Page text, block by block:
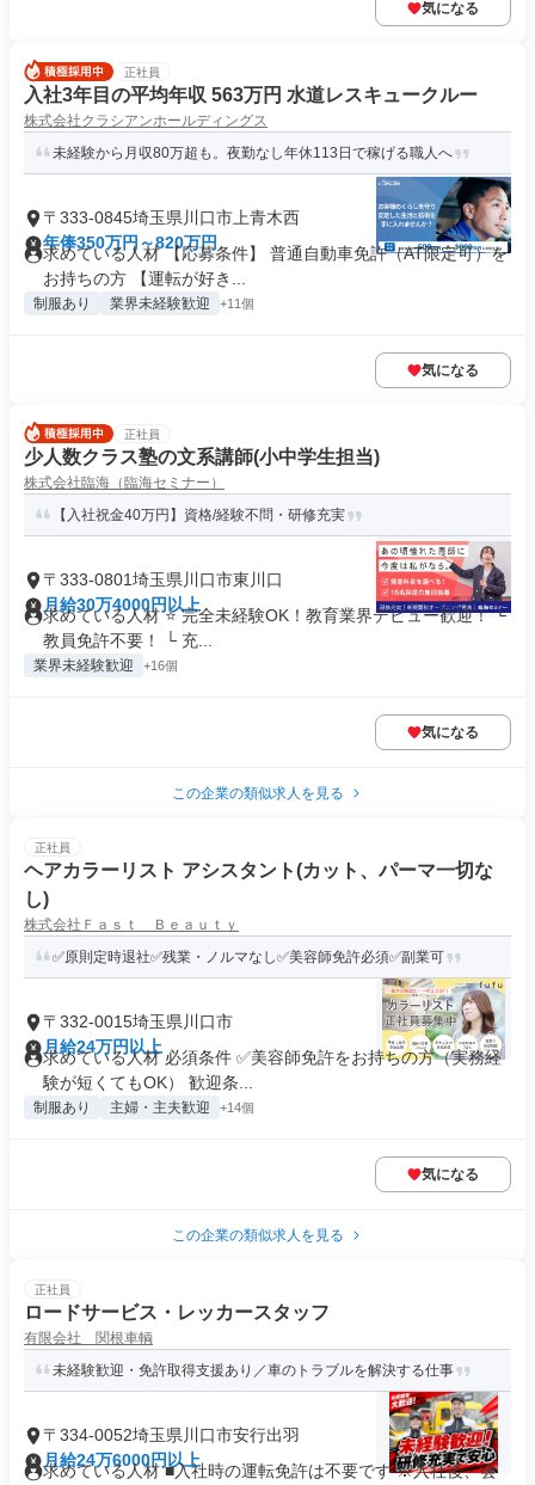
気になる
正社員
入社3年目の平均年収 563万円 水道レスキュークルー
株式会社クラシアンホールディングス
未経験から月収80万超も。夜勤なし年休113日で稼げる職人へ
〒333-0845埼玉県川口市上青木西
年俸350万円～820万円
求めている人材 【応募条件】 普通自動車免許（AT限定可）を
お持ちの方 【運転が好き...
制服あり 業界未経験歓迎 +11個
気になる
正社員
少人数クラス塾の文系講師(小中学生担当)
株式会社臨海（臨海セミナー）
【入社祝金40万円】資格/経験不問・研修充実
〒333-0801埼玉県川口市東川口
月給30万4000円以上
求めている人材 ⭐ 完全未経験OK！教育業界デビュー歓迎！ └
教員免許不要！ └ 充...
業界未経験歓迎 +16個
気になる
この企業の類似求人を見る
正社員
ヘアカラーリスト アシスタント(カット、パーマ一切な
し)
株式会社Ｆａｓｔ Ｂｅａｕｔｙ
✅原則定時退社✅残業・ノルマなし✅美容師免許必須✅副業可
〒332-0015埼玉県川口市
月給24万円以上
求めている人材 必須条件 ✅美容師免許をお持ちの方（実務経
験が短くてもOK） 歓迎条...
制服あり 主婦・主夫歓迎 +14個
気になる
この企業の類似求人を見る
正社員
ロードサービス・レッカースタッフ
有限会社 関根車輌
未経験歓迎・免許取得支援あり／車のトラブルを解決する仕事
〒334-0052埼玉県川口市安行出羽
月給24万6000円以上
求めている人材 ■入社時の運転免許は不要です ※入社後、会